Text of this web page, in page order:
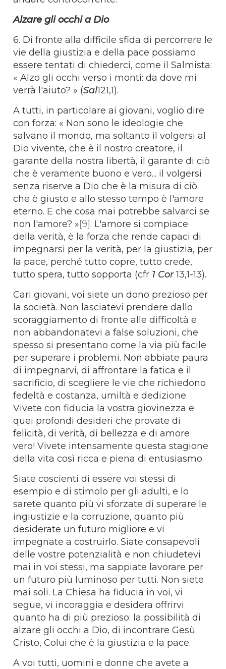
Alzare gli occhi a Dio
6. Di fronte alla difficile sfida di percorrere le
vie della giustizia e della pace possiamo
essere tentati di chiederci, come il Salmista:
« Alzo gli occhi verso i monti: da dove mi
verrà l'aiuto? » (Sal121,1).
A tutti, in particolare ai giovani, voglio dire
con forza: « Non sono le ideologie che
salvano il mondo, ma soltanto il volgersi al
Dio vivente, che è il nostro creatore, il
garante della nostra libertà, il garante di ciò
che è veramente buono e vero... il volgersi
senza riserve a Dio che è la misura di ciò
che è giusto e allo stesso tempo è l'amore
eterno. E che cosa mai potrebbe salvarci se
non l'amore? »[9]. L'amore si compiace
della verità, è la forza che rende capaci di
impegnarsi per la verità, per la giustizia, per
la pace, perché tutto copre, tutto crede,
tutto spera, tutto sopporta (cfr 1 Cor13,1-13).
Cari giovani, voi siete un dono prezioso per
la società. Non lasciatevi prendere dallo
scoraggiamento di fronte alle difficoltà e
non abbandonatevi a false soluzioni, che
spesso si presentano come la via più facile
per superare i problemi. Non abbiate paura
di impegnarvi, di affrontare la fatica e il
sacrificio, di scegliere le vie che richiedono
fedeltà e costanza, umiltà e dedizione.
Vivete con fiducia la vostra giovinezza e
quei profondi desideri che provate di
felicità, di verità, di bellezza e di amore
vero! Vivete intensamente questa stagione
della vita così ricca e piena di entusiasmo.
Siate coscienti di essere voi stessi di
esempio e di stimolo per gli adulti, e lo
sarete quanto più vi sforzate di superare le
ingiustizie e la corruzione, quanto più
desiderate un futuro migliore e vi
impegnate a costruirlo. Siate consapevoli
delle vostre potenzialità e non chiudetevi
mai in voi stessi, ma sappiate lavorare per
un futuro più luminoso per tutti. Non siete
mai soli. La Chiesa ha fiducia in voi, vi
segue, vi incoraggia e desidera offrirvi
quanto ha di più prezioso: la possibilità di
alzare gli occhi a Dio, di incontrare Gesù
Cristo, Colui che è la giustizia e la pace.
A voi tutti, uomini e donne che avete a